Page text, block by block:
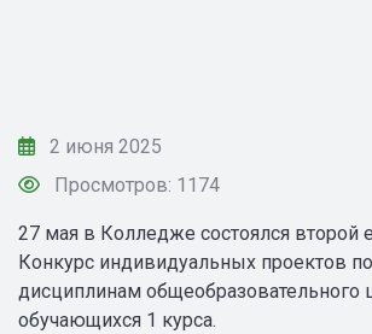
2 июня 2025
Просмотров: 1174
27 мая в Колледже состоялся второй
Конкурс индивидуальных проектов
дисциплинам общеобразовательного
обучающихся 1 курса.